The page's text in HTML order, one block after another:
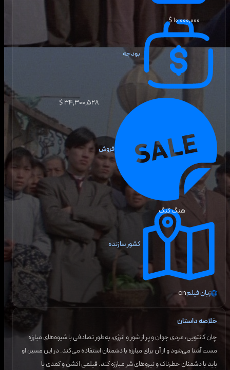
بودجه
۱۰٬۰۰۰٬۰۰۰ $
فروش
۳۴٬۳۰۰٬۵۲۸ $
کشور سازنده
هنگ کنگ
زبان فیلمcn
خلاصه داستان
چان کانتویی، مردی جوان و پر از شور و انرژی، به‌طور تصادفی با شیوه‌های مبارزه
مست آشنا می‌شود و از آن برای مبارزه با دشمنان استفاده می‌کند. در این مسیر، او
باید با دشمنان خطرناک و نیروهای شر مبارزه کند. فیلمی اکشن و کمدی با